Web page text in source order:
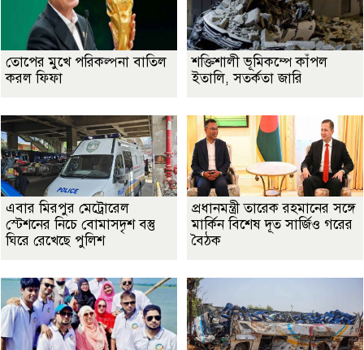
তোপের মুখে পরিকল্পনা বাতিল
করল ফিফা
শক্তিশালী ভূমিকম্পে কাঁপল
ইতালি, সতর্কতা জারি
এবার মিরপুর মেট্রোরেল
স্টেশনের নিচে বোমাসদৃশ বস্তু
ঘিরে রেখেছে পুলিশ
প্রধানমন্ত্রী তারেক রহমানের সঙ্গে
মার্কিন বিশেষ দূত সার্জিও গরের
বৈঠক